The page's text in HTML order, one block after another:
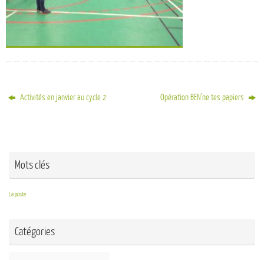
Activités en janvier au cycle 2 Opération BEN’ne tes papiers
Mots clés
La poste
Catégories